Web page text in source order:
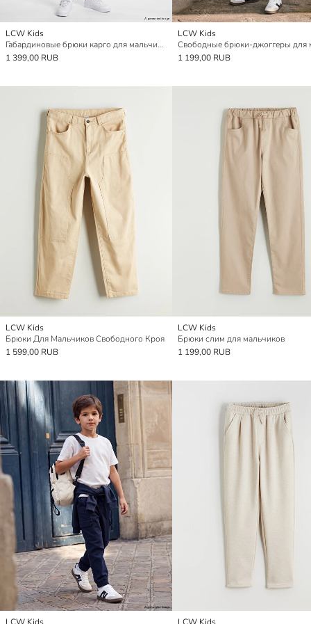
LCW Kids
Габардиновые брюки карго для мальчиков
1 399,00 RUB
LCW Kids
1 199,00 RUB
LCW Kids
Брюки Для Мальчиков Свободного Кроя
1 599,00 RUB
LCW Kids
Брюки слим для мальчиков
1 199,00 RUB
LCW Kids LCW Kids